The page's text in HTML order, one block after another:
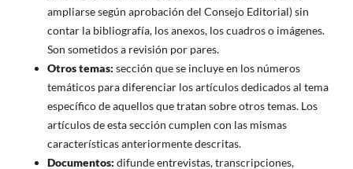
ampliarse según aprobación del Consejo Editorial) sin
contar la bibliografía, los anexos, los cuadros o imágenes.
Son sometidos a revisión por pares.
Otros temas: sección que se incluye en los números
temáticos para diferenciar los artículos dedicados al tema
específico de aquellos que tratan sobre otros temas. Los
artículos de esta sección cumplen con las mismas
características anteriormente descritas.
Documentos: difunde entrevistas, transcripciones,